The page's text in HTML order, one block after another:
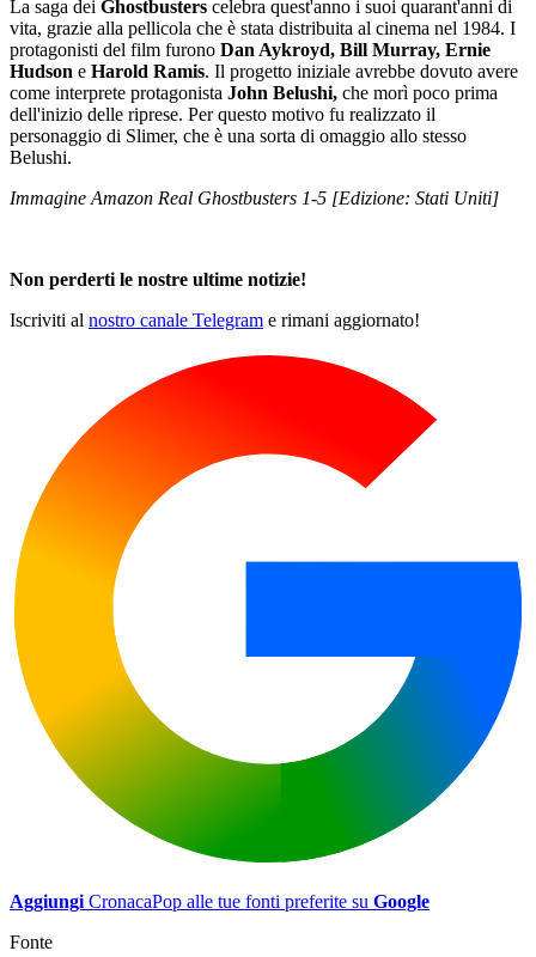
La saga dei Ghostbusters celebra quest'anno i suoi quarant'anni di
vita, grazie alla pellicola che è stata distribuita al cinema nel 1984. I
protagonisti del film furono Dan Aykroyd, Bill Murray, Ernie
Hudson e Harold Ramis. Il progetto iniziale avrebbe dovuto avere
come interprete protagonista John Belushi, che morì poco prima
dell'inizio delle riprese. Per questo motivo fu realizzato il
personaggio di Slimer, che è una sorta di omaggio allo stesso
Belushi.
Immagine Amazon Real Ghostbusters 1-5 [Edizione: Stati Uniti]
Non perderti le nostre ultime notizie!
Iscriviti al nostro canale Telegram e rimani aggiornato!
Aggiungi CronacaPop alle tue fonti preferite su Google
Fonte